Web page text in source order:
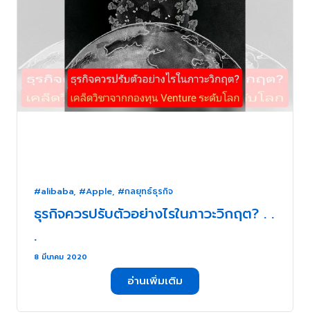
#alibaba, #Apple, #กลยุทธ์ธุรกิจ
ธุรกิจควรปรับตัวอย่างไรในภาวะวิกฤต? . .
.
8 มีนาคม 2020
อ่านเพิ่มเติม